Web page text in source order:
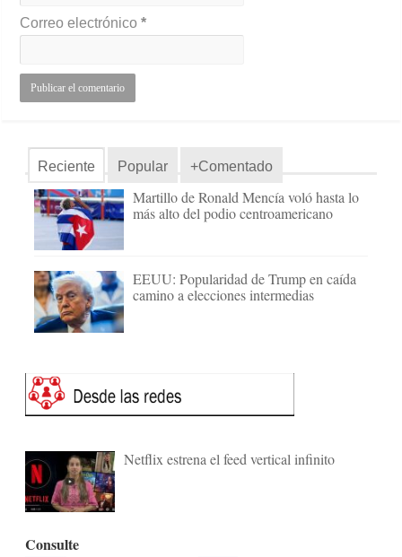
Correo electrónico*
Reciente Popular +Comentado
Martillo de Ronald Mencía voló hasta lo
más alto del podio centroamericano
EEUU: Popularidad de Trump en caída
camino a elecciones intermedias
Netflix estrena el feed vertical infinito
Consulte